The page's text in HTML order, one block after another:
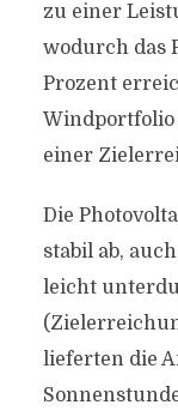
zu einer
wodurch das
Prozent
Windportfolio
einer
Die
stabil ab,
leicht
lieferten die